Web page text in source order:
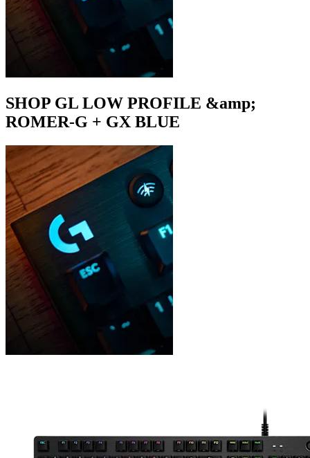
SHOP GL LOW PROFILE &amp;
ROMER-G + GX BLUE